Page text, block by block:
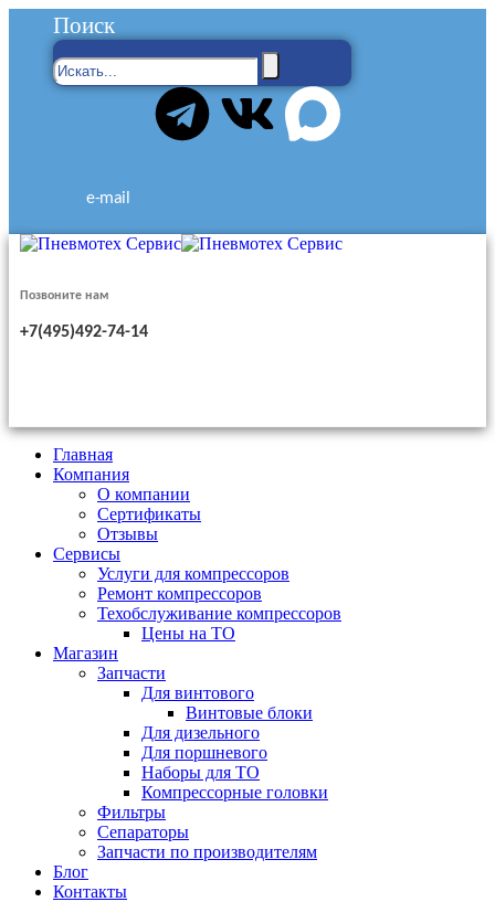
Поиск
e-mail
Позвоните нам
+7(495)492-74-14
Главная
Компания
О компании
Сертификаты
Отзывы
Сервисы
Услуги для компрессоров
Ремонт компрессоров
Техобслуживание компрессоров
Цены на ТО
Магазин
Запчасти
Для винтового
Винтовые блоки
Для дизельного
Для поршневого
Наборы для ТО
Компрессорные головки
Фильтры
Сепараторы
Запчасти по производителям
Блог
Контакты